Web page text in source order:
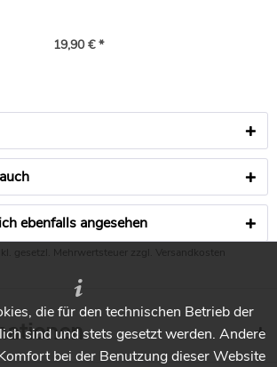
19,90 € *
ebenfalls angesehen
gesetzl. Mehrwertsteuer zzgl. Versandkosten
die für den technischen Betrieb der
sind und stets gesetzt werden. Andere
bei der Benutzung dieser Website